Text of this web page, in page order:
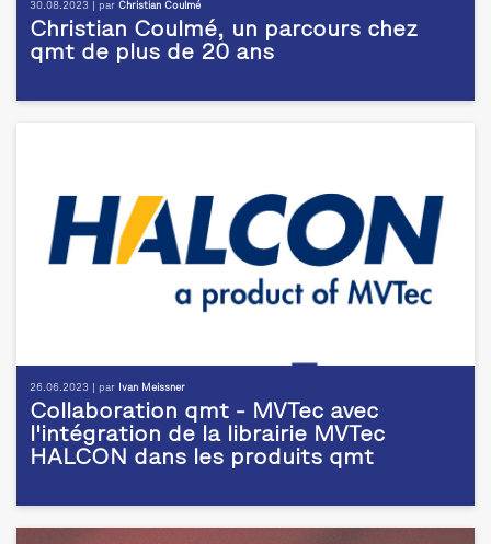
30.08.2023 | par Christian Coulmé
Christian Coulmé, un parcours chez
qmt de plus de 20 ans
26.06.2023 | par Ivan Meissner
Collaboration qmt - MVTec avec
l'intégration de la librairie MVTec
HALCON dans les produits qmt